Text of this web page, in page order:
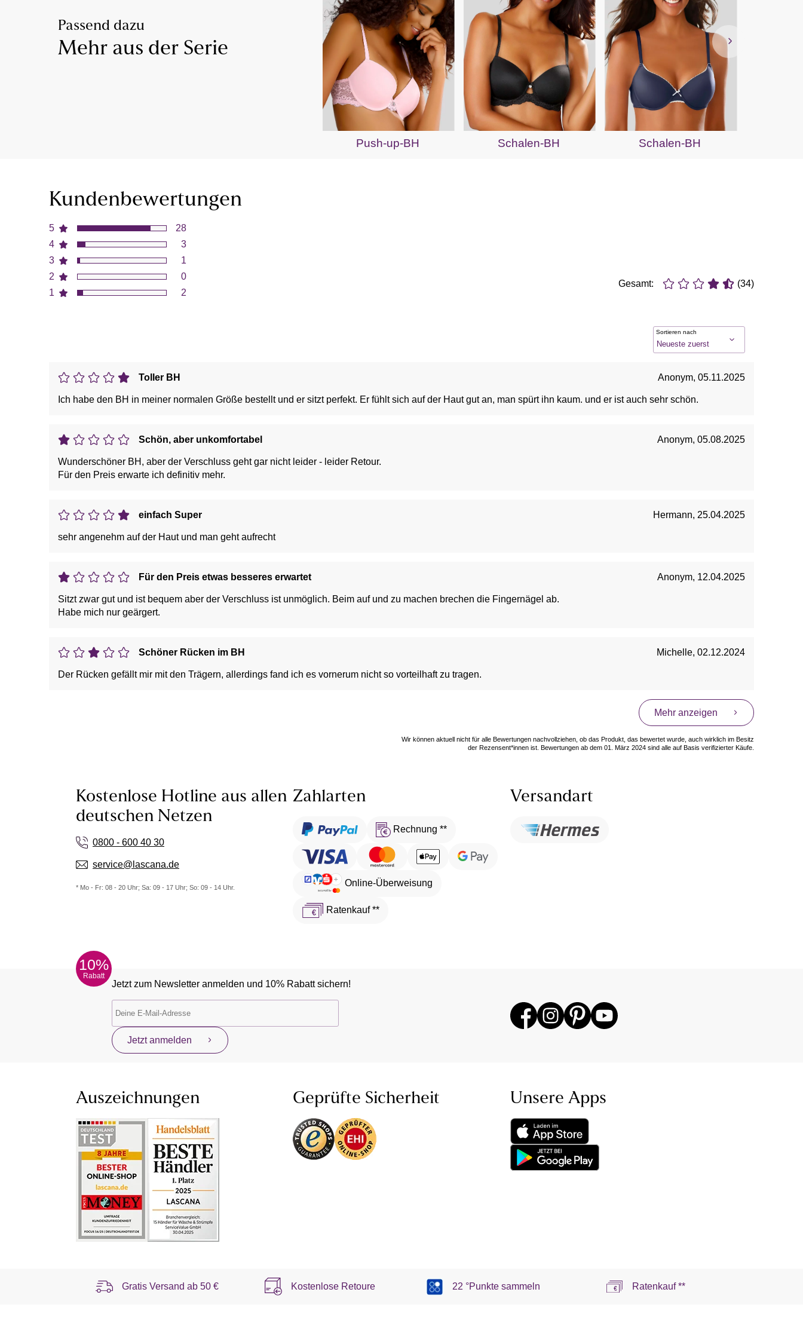
Passend dazu
Mehr aus der Serie
Push-up-BH Schalen-BH Schalen-BH
Kundenbewertungen
5
4
3
2
1
28
3
1
0
2
Gesamt: (34)
Sortieren nach
Toller BH Anonym, 05.11.2025
Ich habe den BH in meiner normalen Größe bestellt und er sitzt perfekt. Er fühlt sich auf der Haut gut an, man spürt ihn kaum. und er ist auch sehr schön.
Schön, aber unkomfortabel Anonym, 05.08.2025
Wunderschöner BH, aber der Verschluss geht gar nicht leider - leider Retour.
Für den Preis erwarte ich definitiv mehr.
einfach Super Hermann, 25.04.2025
sehr angenehm auf der Haut und man geht aufrecht
Für den Preis etwas besseres erwartet Anonym, 12.04.2025
Sitzt zwar gut und ist bequem aber der Verschluss ist unmöglich. Beim auf und zu machen brechen die Fingernägel ab.
Habe mich nur geärgert.
Schöner Rücken im BH Michelle, 02.12.2024
Der Rücken gefällt mir mit den Trägern, allerdings fand ich es vornerum nicht so vorteilhaft zu tragen.
Mehr anzeigen
Wir können aktuell nicht für alle Bewertungen nachvollziehen, ob das Produkt, das bewertet wurde, auch wirklich im Besitz
der Rezensent*innen ist. Bewertungen ab dem 01. März 2024 sind alle auf Basis verifizierter Käufe.
Kostenlose Hotline aus allen
deutschen Netzen
0800 - 600 40 30
service@lascana.de
* Mo - Fr: 08 - 20 Uhr; Sa: 09 - 17 Uhr; So: 09 - 14 Uhr.
Zahlarten
Rechnung **
Online-Überweisung
Ratenkauf **
Versandart
10%
Rabatt
Jetzt zum Newsletter anmelden und 10% Rabatt sichern!
Jetzt anmelden
Auszeichnungen Geprüfte Sicherheit Unsere Apps
Gratis Versand ab50 € Kostenlose Retoure 22 °Punkte sammeln Ratenkauf **